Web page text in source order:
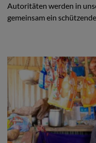
Autoritäten werden in
gemeinsam ein